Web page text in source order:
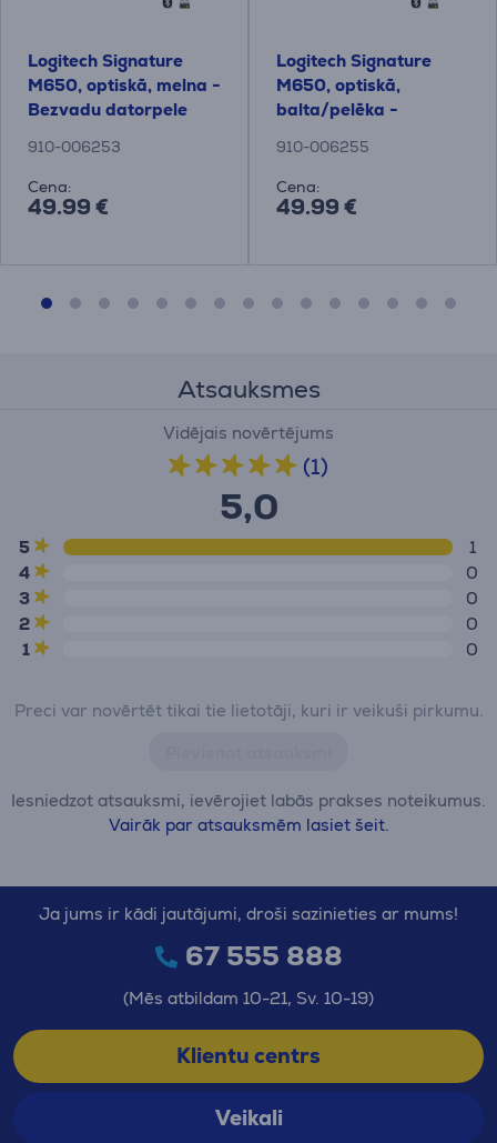
Logitech Signature
M650, optiskā, melna -
Bezvadu datorpele
910-006253
Cena:
49.99 €
Logitech Signature
M650, optiskā,
balta/pelēka -
910-006255
Cena:
49.99 €
Atsauksmes
Vidējais novērtējums
(1)
5,0
5
1
4
0
3
0
2
0
1
0
Preci var novērtēt tikai tie lietotāji, kuri ir veikuši pirkumu.
Iesniedzot atsauksmi, ievērojiet labās prakses noteikumus.
Vairāk par atsauksmēm lasiet šeit.
Ja jums ir kādi jautājumi, droši sazinieties ar mums!
67 555 888
(Mēs atbildam 10-21, Sv. 10-19)
Klientu centrs
Veikali